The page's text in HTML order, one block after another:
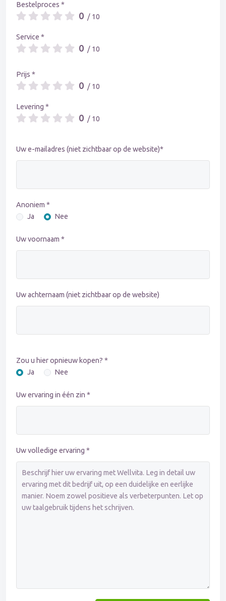
Bestelproces *
0 / 10
Service *
0 / 10
Prijs *
0 / 10
Levering *
0 / 10
Uw e-mailadres (niet zichtbaar op de website)*
Anoniem *
Ja
Nee
Uw voornaam *
Uw achternaam (niet zichtbaar op de website)
Zou u hier opnieuw kopen? *
Ja
Nee
Uw ervaring in één zin *
Uw volledige ervaring *